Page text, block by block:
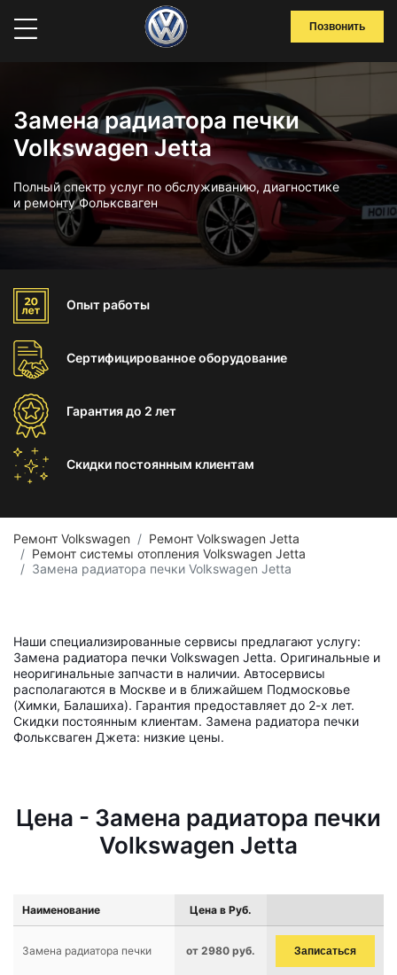
Позвонить
Замена радиатора печки
Volkswagen Jetta
Полный спектр услуг по обслуживанию, диагностике
и ремонту Фольксваген
Опыт работы
Сертифицированноеоборудование
Гарантиядо 2 лет
Скидки постоянным клиентам
Ремонт Volkswagen
Ремонт Volkswagen Jetta
Ремонт системы отопления Volkswagen Jetta
Замена радиатора печки Volkswagen Jetta
Наши специализированные сервисы предлагают услугу:
Замена радиатора печки Volkswagen Jetta. Оригинальные и
неоригинальные запчасти в наличии. Автосервисы
располагаются в Москве и в ближайшем Подмосковье
(Химки, Балашиха). Гарантия предоставляет до 2-х лет.
Скидки постоянным клиентам. Замена радиатора печки
Фольксваген Джета: низкие цены.
Цена - Замена радиатора печки
Volkswagen Jetta
Наименование Цена в Руб.
Замена радиатора печки от 2980 руб. Записаться